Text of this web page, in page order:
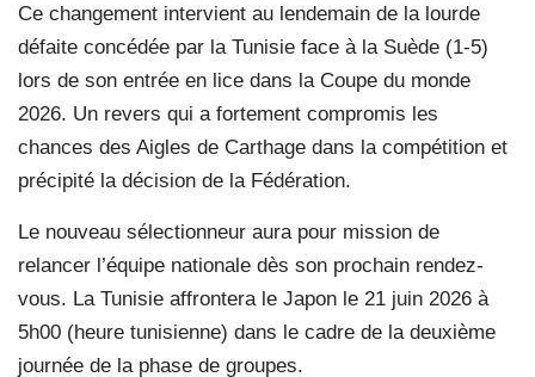
Ce changement intervient au lendemain de la lourde
défaite concédée par la Tunisie face à la Suède (1-5)
lors de son entrée en lice dans la Coupe du monde
2026. Un revers qui a fortement compromis les
chances des Aigles de Carthage dans la compétition et
précipité la décision de la Fédération.
Le nouveau sélectionneur aura pour mission de
relancer l’équipe nationale dès son prochain rendez-
vous. La Tunisie affrontera le Japon le 21 juin 2026 à
5h00 (heure tunisienne) dans le cadre de la deuxième
journée de la phase de groupes.